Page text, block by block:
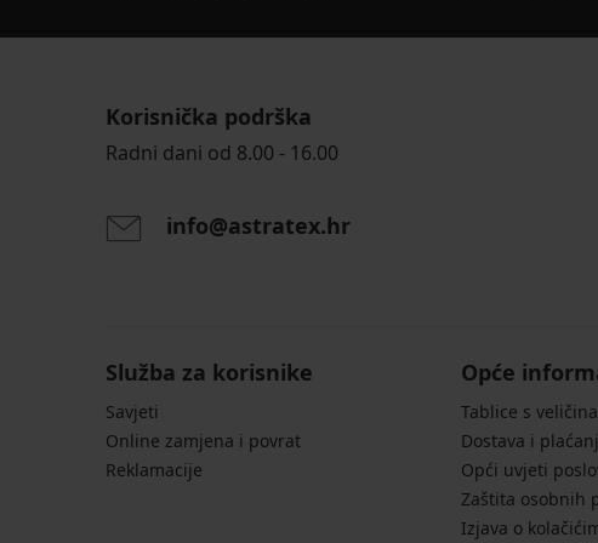
Korisnička podrška
Radni dani od 8.00 - 16.00
info@astratex.hr
Služba za korisnike
Savjeti
Online zamjena i povrat
Reklamacije
Opće
Tablice s
Dostava i
Opći uvjeti
Zaštita osobnih
Izjava o